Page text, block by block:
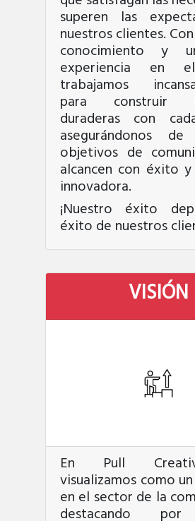
superen las
nuestros clientes.
conocimiento y
experiencia en
trabajamos
para construir
duraderas con
asegurándonos
objetivos de
alcancen con éxito
innovadora.
¡Nuestro éxito
éxito de nuestros
VISIÓN
En Pull
visualizamos como
en el sector de la
destacando por